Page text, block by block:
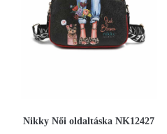
Nikky Női oldaltáska NK12427